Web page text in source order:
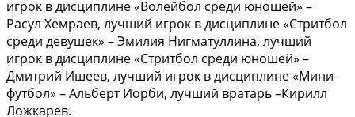
игрок в дисциплине «Волейбол среди юношей» –
Расул Хемраев, лучший игрок в дисциплине «Стритбол
среди девушек» – Эмилия Нигматуллина, лучший
игрок в дисциплине «Стритбол среди юношей» –
Дмитрий Ишеев, лучший игрок в дисциплине «Мини-
футбол» – Альберт Иорби, лучший вратарь –Кирилл
Ложкарев.